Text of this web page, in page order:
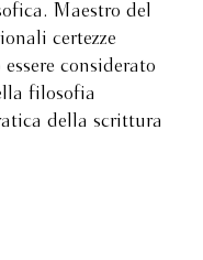
Maestro del
certezze
considerato
filosofia
della scrittura